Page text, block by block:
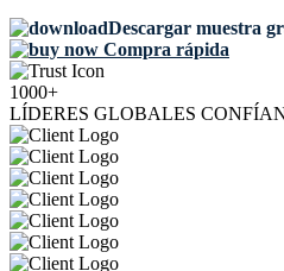
Descargar muestra
Compra rápida
1000+
LÍDERES GLOBALES